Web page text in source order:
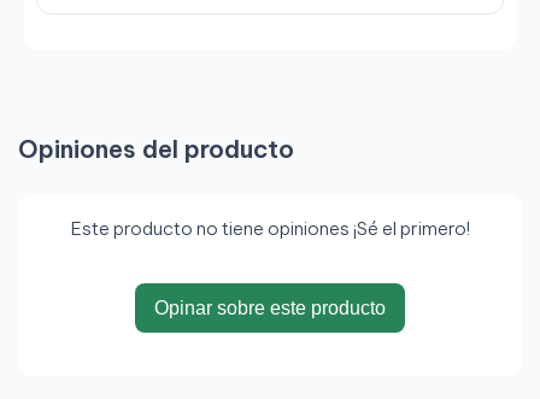
Opiniones del producto
Este producto no tiene opiniones ¡Sé el primero!
Opinar sobre este producto